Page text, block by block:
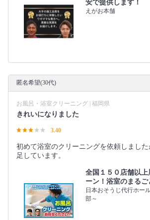
安で提供します！
えがお本舗
匿名希望(30代)
お風呂・浴室クリーニング | 福岡県
きれいになりました
3.40
初めて浴室のクリーニングを依頼しまし
足しています。
全国１５０店舗以
ーン！浴室のまるご
日本おそうじ代行ホー
部～